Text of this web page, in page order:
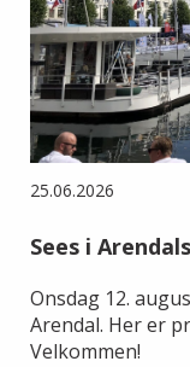
25.06.2026
Sees i
Onsdag 12.
Arendal. Her er
Velkommen!